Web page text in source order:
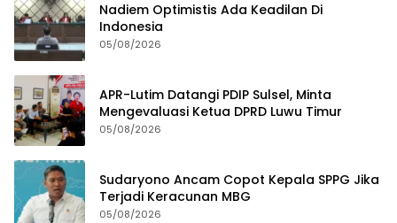
Nadiem Optimistis Ada Keadilan Di
Indonesia
05/08/2026
APR-Lutim Datangi PDIP Sulsel, Minta
Mengevaluasi Ketua DPRD Luwu Timur
05/08/2026
Sudaryono Ancam Copot Kepala SPPG Jika
Terjadi Keracunan MBG
05/08/2026